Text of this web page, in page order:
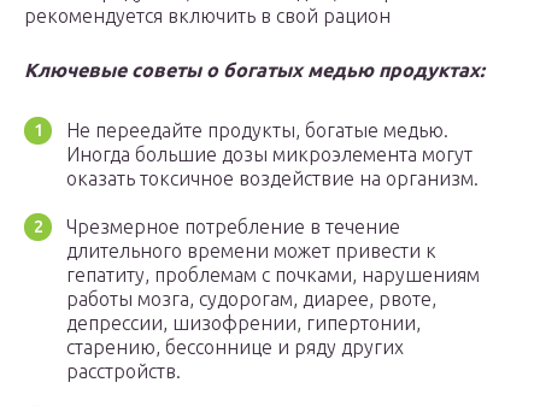
рекомендуется включить в свой рацион
Ключевые советы о богатых медью продуктах:
Не переедайте продукты, богатые медью.
Иногда большие дозы микроэлемента могут
оказать токсичное воздействие на организм.
Чрезмерное потребление в течение
длительного времени может привести к
гепатиту, проблемам с почками, нарушениям
работы мозга, судорогам, диарее, рвоте,
депрессии, шизофрении, гипертонии,
старению, бессоннице и ряду других
расстройств.